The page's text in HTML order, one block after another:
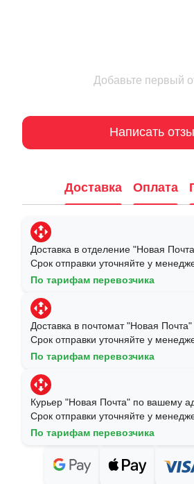
Добавьте первый
Написать
Доставка Оплата
Доставка в отделение "Новая
Срок отправки уточняйте у
По тарифам перевозчика
Доставка в почтомат "Новая Почта"
Срок отправки уточняйте у
По тарифам перевозчика
Курьер "Новая Почта" по вашему
Срок отправки уточняйте у
По тарифам перевозчика